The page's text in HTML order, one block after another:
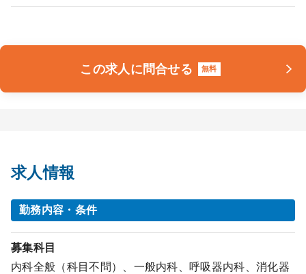
この求人に問合せる 無料
求人情報
勤務内容・条件
募集科目
内科全般（科目不問）、一般内科、呼吸器内科、消化器